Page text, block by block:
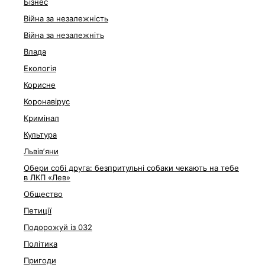
Війна за незалежність
Війна за незалежніть
Влада
Екологія
Корисне
Коронавірус
Кримінал
Культура
Львівʼяни
Обери собі друга: безпритульні собаки чекають на тебе
в ЛКП «Лев»
Общество
Петиції
Подорожуй із 032
Політика
Пригоди